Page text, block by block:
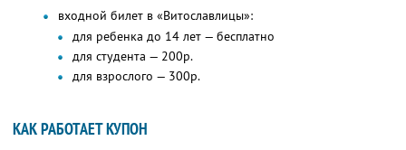
входной билет в «Витославлицы»:
для ребенка до 14 лет — бесплатно
для студента — 200р.
для взрослого — 300р.
КАК РАБОТАЕТ КУПОН